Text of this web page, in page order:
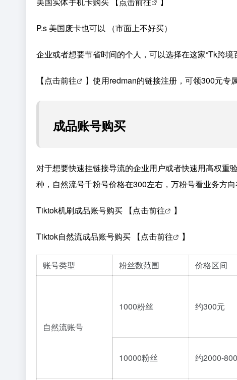
P.s 美国废卡也可以 （市面上不好买）
企业或者想要节省时间的个人，可以选择在这家“Tk跨境
【点击前往 】使用redman的链接注册，可领300元专
成品账号购买
对于想要快速挂链接导流的企业用户或者快速用高权重
种，自然流号千粉号价格在300左右，万粉号看业务方
Tiktok机刷成品账号购买 【点击前往 】
Tiktok自然流成品账号购买 【点击前往 】
账号类型 粉丝数范围 价格区间
自然流账号
1000粉丝 约300元
10000粉丝 约2000-